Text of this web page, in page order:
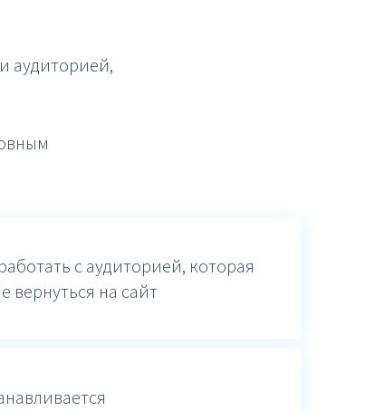
аудиторией,
с аудиторией, которая
вернуться на сайт